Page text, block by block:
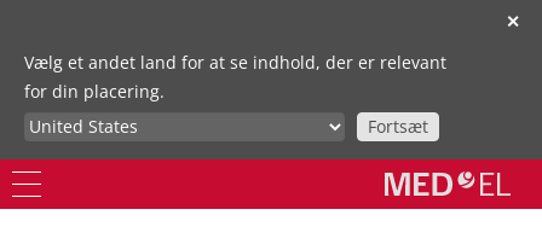
✕
Vælg et andet land for at se indhold, der er relevant
for din placering.
Fortsæt